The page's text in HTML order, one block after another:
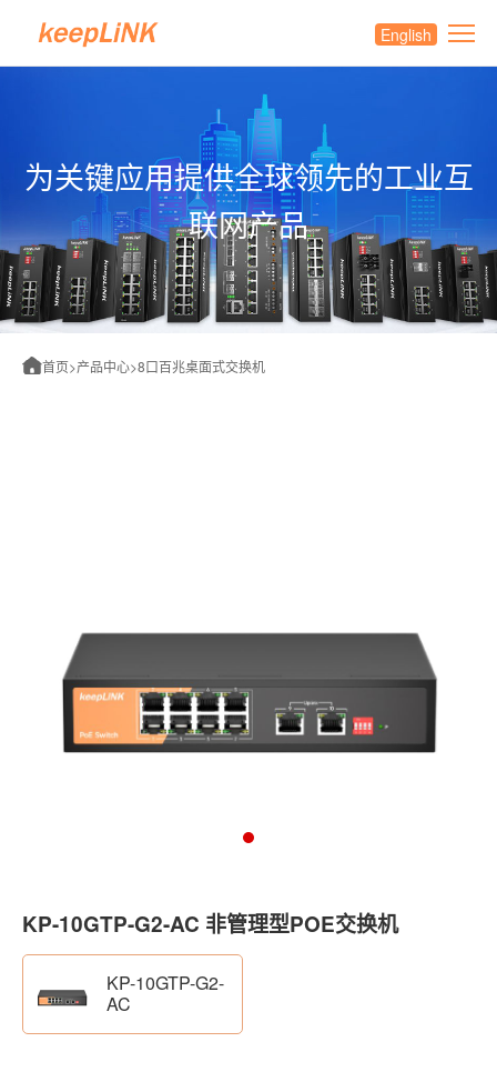
English
为关键应用提供全球领先的工业互
联网产品
首页>产品中心>8口百兆桌面式交换机
KP-10GTP-G2-AC 非管理型POE交换机
KP-10GTP-G2-
AC